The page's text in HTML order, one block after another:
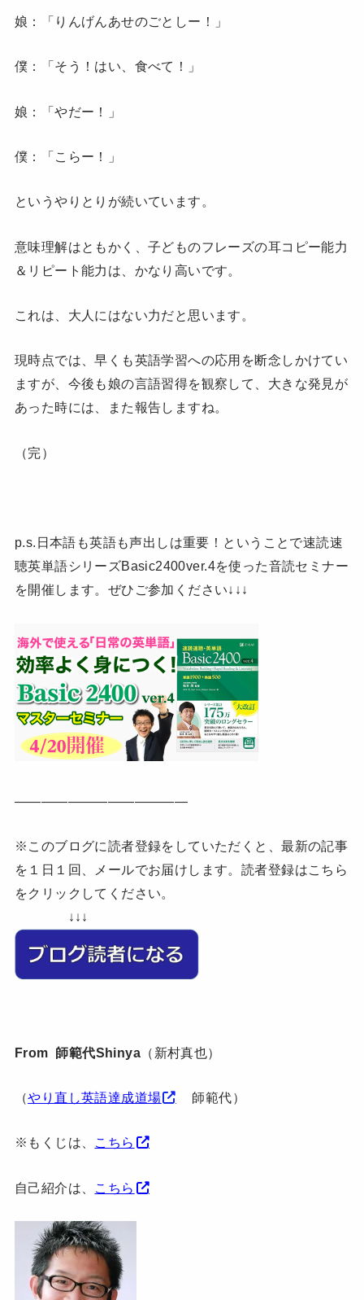
娘：「りんげんあせのごとしー！」
僕：「そう！はい、食べて！」
娘：「やだー！」
僕：「こらー！」
というやりとりが続いています。
意味理解はともかく、子どものフレーズの耳コピー能力
＆リピート能力は、かなり高いです。
これは、大人にはない力だと思います。
現時点では、早くも英語学習への応用を断念しかけてい
ますが、今後も娘の言語習得を観察して、大きな発見が
あった時には、また報告しますね。
（完）
p.s.日本語も英語も声出しは重要！ということで速読速
聴英単語シリーズBasic2400ver.4を使った音読セミナー
を開催します。ぜひご参加ください↓↓↓
—————————————
※このブログに読者登録をしていただくと、最新の記事
を１日１回、メールでお届けします。読者登録はこちら
をクリックしてください。
↓↓↓
From 師範代Shinya （新村真也）
（やり直し英語達成道場 師範代）
※もくじは、 こちら
自己紹介は、 こちら